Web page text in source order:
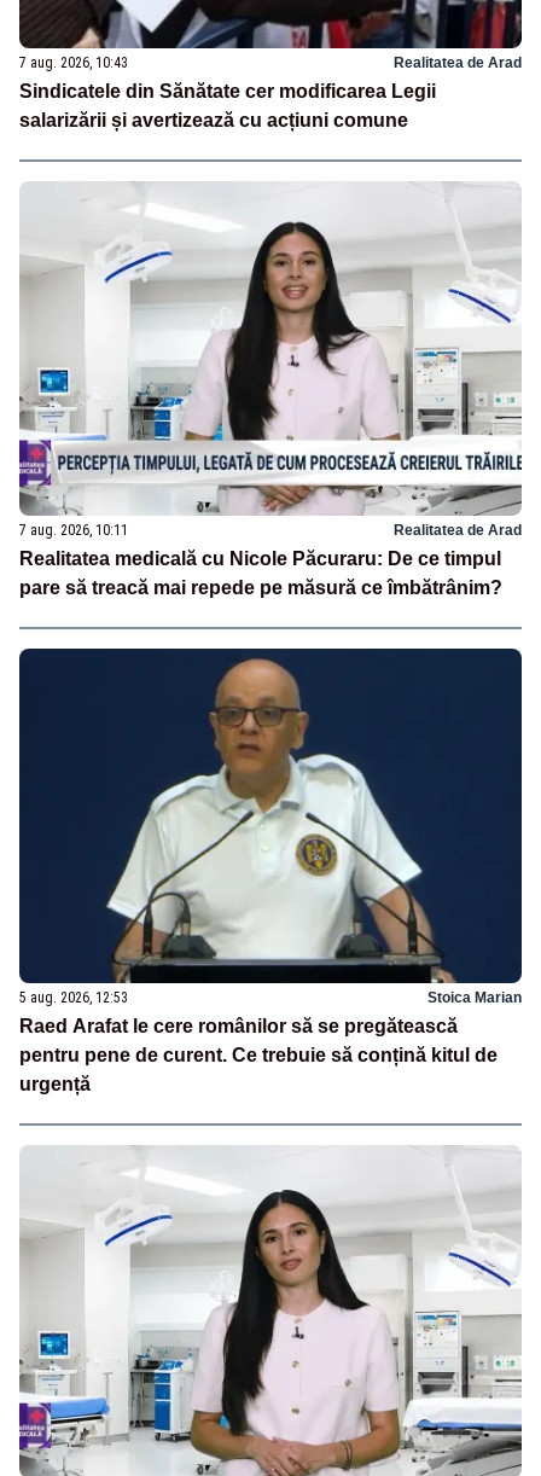
7 aug. 2026, 10:43 Realitatea de Arad
Sindicatele din Sănătate cer modificarea Legii
salarizării și avertizează cu acțiuni comune
7 aug. 2026, 10:11 Realitatea de Arad
Realitatea medicală cu Nicole Păcuraru: De ce timpul
pare să treacă mai repede pe măsură ce îmbătrânim?
5 aug. 2026, 12:53 Stoica Marian
Raed Arafat le cere românilor să se pregătească
pentru pene de curent. Ce trebuie să conțină kitul de
urgență